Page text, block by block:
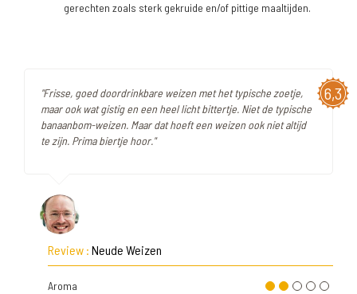
gerechten zoals sterk gekruide en/of pittige maaltijden.
6,3
"Frisse, goed doordrinkbare weizen met het typische zoetje,
maar ook wat gistig en een heel licht bittertje. Niet de typische
banaanbom-weizen. Maar dat hoeft een weizen ook niet altijd
te zijn. Prima biertje hoor."
Review : Neude Weizen
Aroma